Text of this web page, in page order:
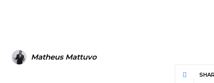
Matheus Mattuvo